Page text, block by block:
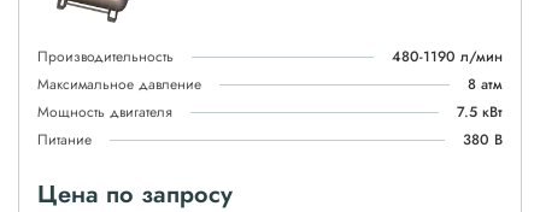
Производительность
480-1190 л/мин
Максимальное давление
8 атм
Мощность двигателя
7.5 кВт
Питание
380 В
Цена по запросу